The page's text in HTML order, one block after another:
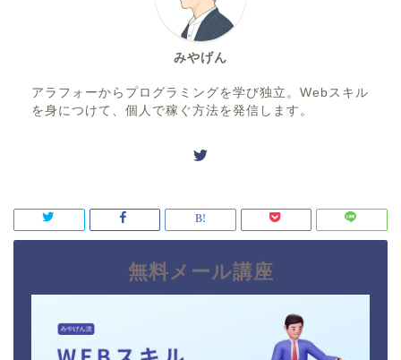
みやげん
アラフォーからプログラミングを学び独立。Webスキル
を身につけて、個人で稼ぐ方法を発信します。
無料メール講座